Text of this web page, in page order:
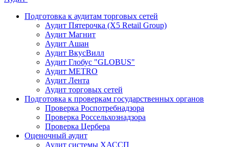
Подготовка к аудитам торговых сетей
Аудит Пятерочка (X5 Retail Group)
Аудит Магнит
Аудит Ашан
Аудит ВкусВилл
Аудит Глобус "GLOBUS"
Аудит METRO
Аудит Лента
Аудит торговых сетей
Подготовка к проверкам государственных органов
Проверка Роспотребнадзора
Проверка Россельхознадзора
Проверка Цербера
Оценочный аудит
Аудит системы ХАССП